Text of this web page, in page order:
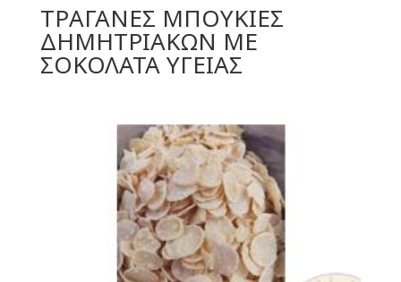
ΤΡΑΓΑΝΕΣ ΜΠΟΥΚΙΕΣ
ΔΗΜΗΤΡΙΑΚΩΝ ΜΕ
ΣΟΚΟΛΑΤΑ ΥΓΕΙΑΣ